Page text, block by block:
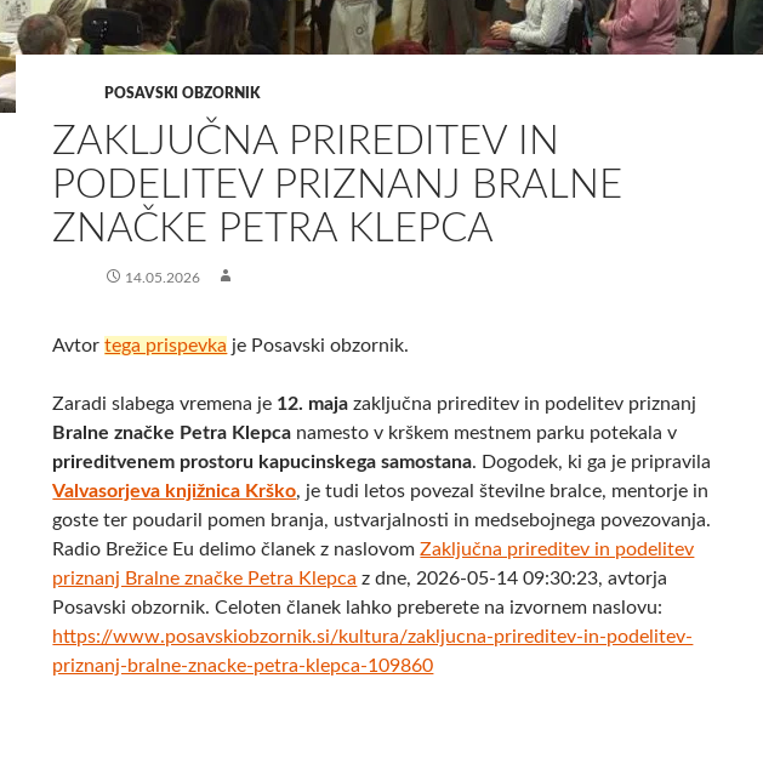
POSAVSKI OBZORNIK
ZAKLJUČNA PRIREDITEV IN
PODELITEV PRIZNANJ BRALNE
ZNAČKE PETRA KLEPCA
14.05.2026
Avtortega prispevka je Posavski obzornik.
Zaradi slabega vremena je 12. maja zaključna prireditev in podelitev priznanj
Bralne značke Petra Klepca namesto v krškem mestnem parku potekala v
prireditvenem prostoru kapucinskega samostana. Dogodek, ki ga je pripravila
Valvasorjeva knjižnica Krško, je tudi letos povezal številne bralce, mentorje in
goste ter poudaril pomen branja, ustvarjalnosti in medsebojnega povezovanja.
Radio Brežice Eu delimo članek z naslovomZaključna prireditev in podelitev
priznanj Bralne značke Petra Klepca z dne, 2026-05-14 09:30:23, avtorja
Posavski obzornik. Celoten članek lahko preberete na izvornem naslovu:
https://www.posavskiobzornik.si/kultura/zakljucna-prireditev-in-podelitev-
priznanj-bralne-znacke-petra-klepca-109860